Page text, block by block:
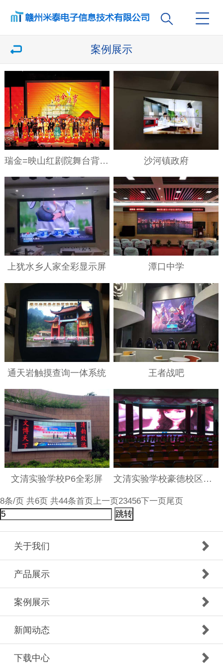
案例展示
瑞金=映山红剧院舞台背景P10全彩 沙河镇政府
上犹水乡人家全彩显示屏 潭口中学
通天岩触摸查询一体系统 王者战吧
文清实验学校P6全彩屏 文清实验学校豪德校区室内全彩
8条/页 共6页 共44条首页上一页 23456下一页 尾页
跳转
关于我们
产品展示
案例展示
新闻动态
下载中心